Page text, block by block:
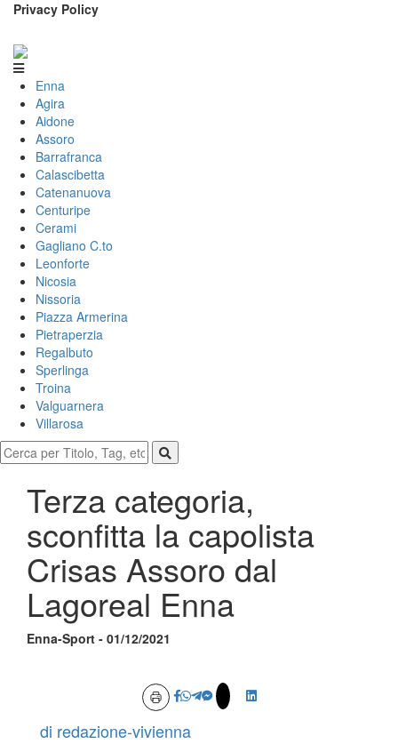
Privacy Policy
Enna
Agira
Aidone
Assoro
Barrafranca
Calascibetta
Catenanuova
Centuripe
Cerami
Gagliano C.to
Leonforte
Nicosia
Nissoria
Piazza Armerina
Pietraperzia
Regalbuto
Sperlinga
Troina
Valguarnera
Villarosa
Terza categoria,
sconfitta la capolista
Crisas Assoro dal
Lagoreal Enna
Enna-Sport - 01/12/2021
di redazione-vivienna